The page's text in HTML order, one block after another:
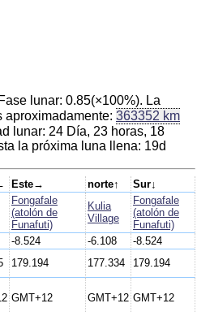
lunar: 0.85(×100%). La
aproximadamente: 363352 km
lunar: 24 Día, 23 horas, 18
la próxima luna llena: 19d
Este→ norte↑ Sur↓
Fongafale
(atolón de
Funafuti)
Kulia
Village
Fongafale
(atolón de
Funafuti)
-8.524 -6.108
-8.524
179.194 177.334
179.194
GMT+12 GMT+12 GMT+12